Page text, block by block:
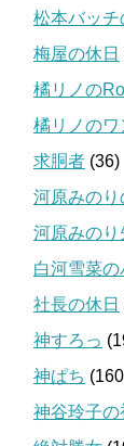
松本バッチ
梅屋の休日
橘リノの
橘リノの
求胴者 (36)
河原みのり
河原みのり
白河雪菜
社長の休日
神すろっ
神ぱち
神谷玲子の